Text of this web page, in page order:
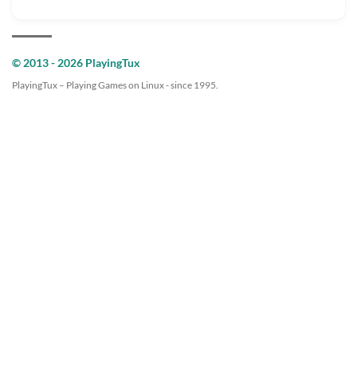
© 2013 - 2026 PlayingTux
PlayingTux – Playing Games on Linux - since 1995.